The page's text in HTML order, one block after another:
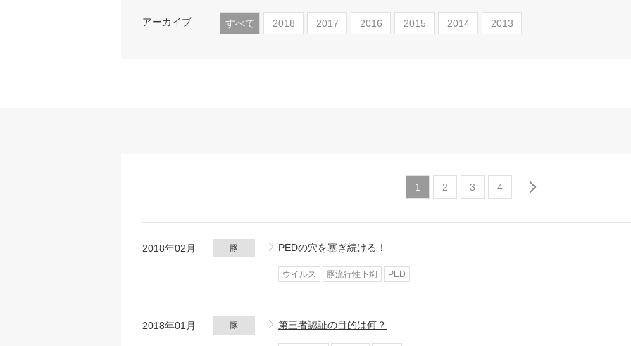
アーカイブ すべて 2018 2017 2016 2015 2014 2013
1 2 3 4
2018年02月 豚 PEDの穴を塞ぎ続ける！
ウイルス 豚流行性下痢 PED
2018年01月 豚 第三者認証の目的は何？